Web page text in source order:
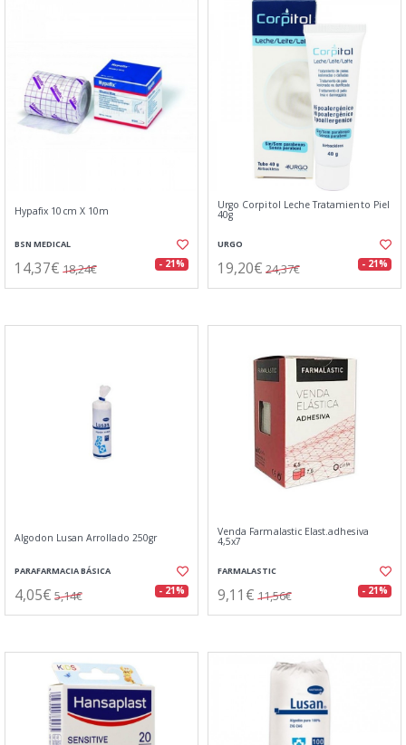
Hypafix 10cm X 10m
BSN MEDICAL
14,37€ 18,24€ - 21%
Urgo Corpitol Leche Tratamiento Piel
40g
URGO
19,20€ 24,37€ - 21%
Algodon Lusan Arrollado 250gr
PARAFARMACIA BÁSICA
4,05€ 5,14€ - 21%
Venda Farmalastic Elast.adhesiva
4,5x7
FARMALASTIC
9,11€ 11,56€ - 21%